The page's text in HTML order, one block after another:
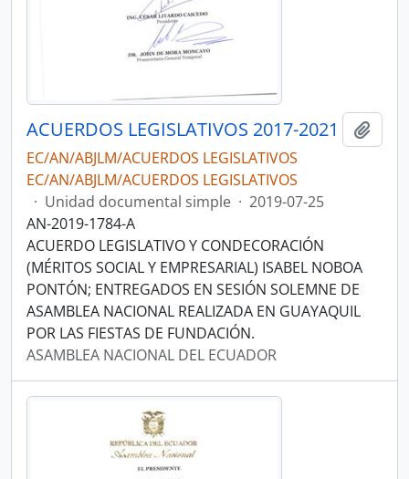
ACUERDOS LEGISLATIVOS 2017-2021
EC/AN/ABJLM/ACUERDOS LEGISLATIVOS
EC/AN/ABJLM/ACUERDOS LEGISLATIVOS
· Unidad documental simple · 2019-07-25
AN-2019-1784-A
ACUERDO LEGISLATIVO Y CONDECORACIÓN
(MÉRITOS SOCIAL Y EMPRESARIAL) ISABEL NOBOA
PONTÓN; ENTREGADOS EN SESIÓN SOLEMNE DE
ASAMBLEA NACIONAL REALIZADA EN GUAYAQUIL
POR LAS FIESTAS DE FUNDACIÓN.
ASAMBLEA NACIONAL DEL ECUADOR